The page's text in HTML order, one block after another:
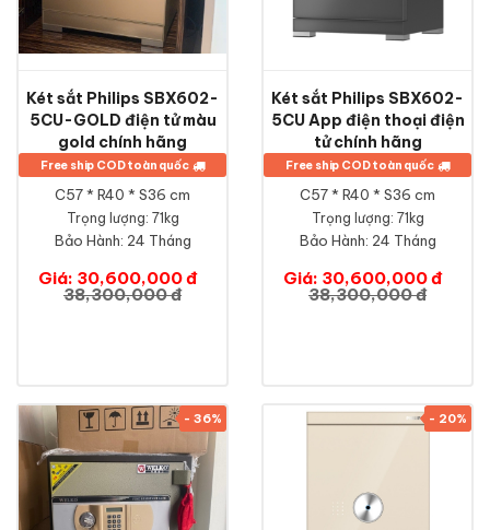
Két sắt Philips SBX602-
5CU-GOLD điện tử màu
gold chính hãng
Free ship COD toàn quốc
C57 * R40 * S36 cm
Trọng lượng: 71kg
Bảo Hành: 24 Tháng
Giá: 30,600,000 đ
38,300,000 đ
Két sắt Philips SBX602-
5CU App điện thoại điện
tử chính hãng
Free ship COD toàn quốc
C57 * R40 * S36 cm
Trọng lượng: 71kg
Bảo Hành: 24 Tháng
Giá: 30,600,000 đ
38,300,000 đ
- 36% - 20%